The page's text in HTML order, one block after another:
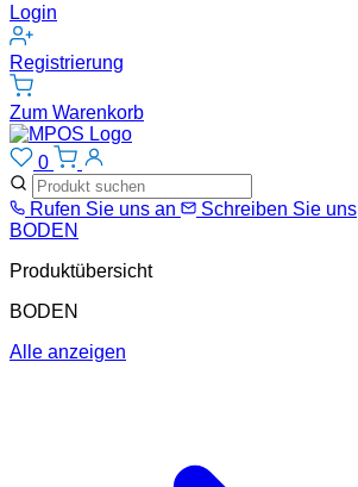
Login
Registrierung
Zum Warenkorb
0
Rufen Sie uns an
Schreiben Sie uns
BODEN
Produktübersicht
BODEN
Alle anzeigen